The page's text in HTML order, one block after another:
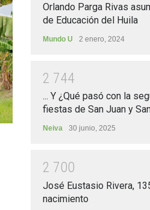
Orlando Parga Rivas
de Educación del Huila
Mundo U 2 enero, 2024
2 744
... Y ¿Qué pasó con la
fiestas de San Juan y
Neiva 30 junio, 2025
2 700
José Eustasio Rivera,
nacimiento